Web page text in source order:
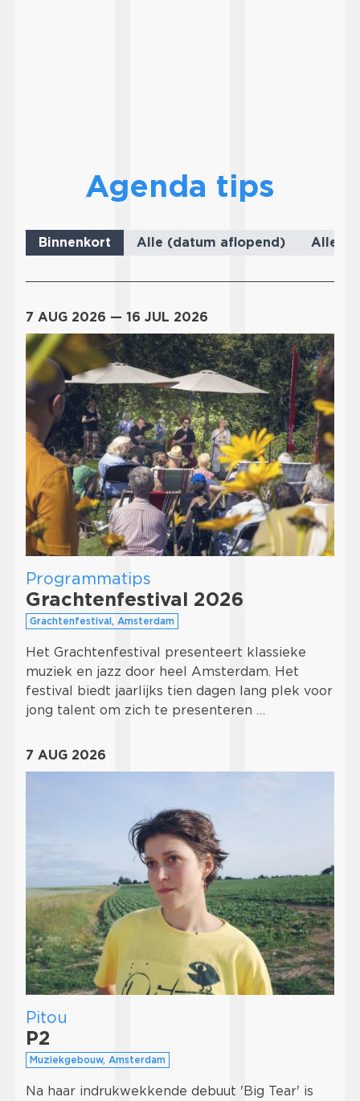
Agenda tips
7 AUG 2026 — 16 JUL 2026
Programmatips
Grachtenfestival 2026
Grachtenfestival, Amsterdam
Het Grachtenfestival presenteert klassieke
muziek en jazz door heel Amsterdam. Het
festival biedt jaarlijks tien dagen lang plek voor
jong talent om zich te presenteren …
7 AUG 2026
Pitou
P2
Muziekgebouw, Amsterdam
Na haar indrukwekkende debuut 'Big Tear' is